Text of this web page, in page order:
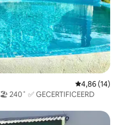
Gemiddelde
4,86 (14)
☀️1Br ~Luchtig en zonnig 🏖 240˚ ✅ GECERTIFICEERD